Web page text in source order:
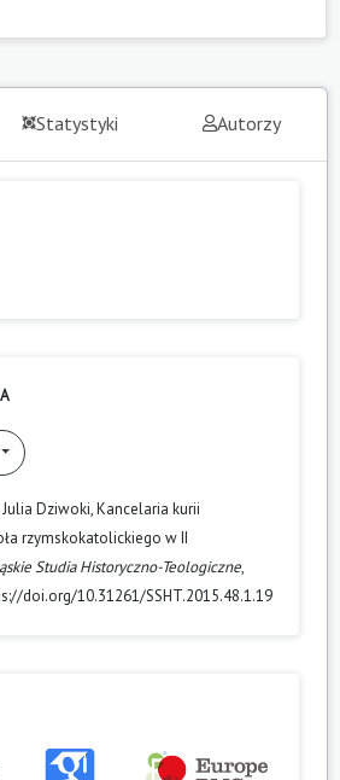
Statystyki Autorzy
Dziwoki, Kancelaria kurii
rzymskokatolickiego w II
Studia Historyczno-Teologiczne,
doi.org/10.31261/SSHT.2015.48.1.19